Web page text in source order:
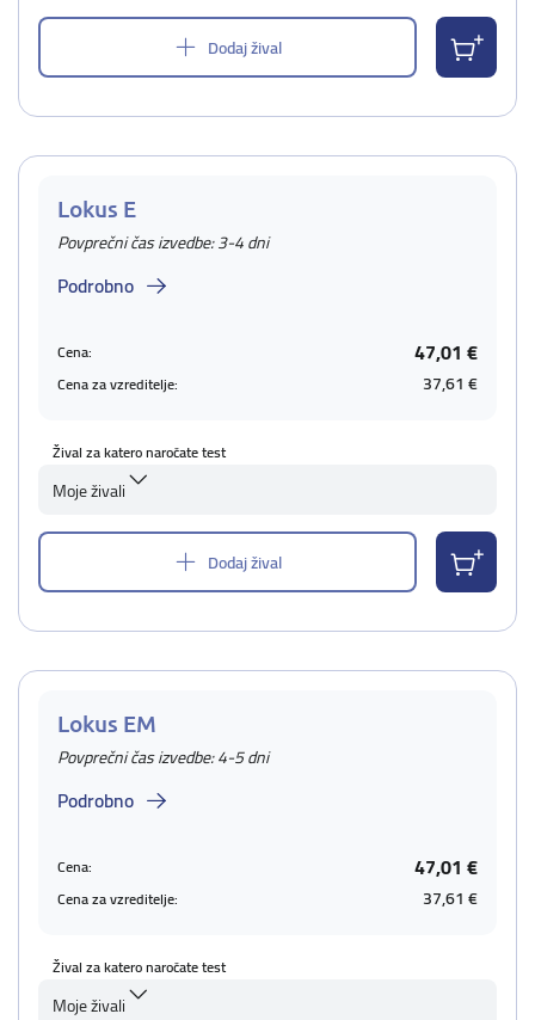
Dodaj žival
Lokus E
Povprečni čas izvedbe: 3-4 dni
Podrobno
Cena: 47,01 €
Cena za vzreditelje: 37,61 €
Žival za katero naročate test
Moje živali
Dodaj žival
Lokus EM
Povprečni čas izvedbe: 4-5 dni
Podrobno
Cena: 47,01 €
Cena za vzreditelje: 37,61 €
Žival za katero naročate test
Moje živali